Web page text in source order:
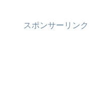
スポンサーリンク